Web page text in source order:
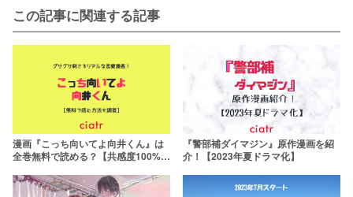
この記事に関連する記事
漫画『こっち向いてよ向井くん』は
全巻無料で読める？【共感度100%の
『警部補ダイマジン』原作漫画を紹
介！【2023年夏ドラマ化】